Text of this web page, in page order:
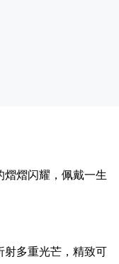
熠熠闪耀，佩戴一生
射多重光芒，精致可